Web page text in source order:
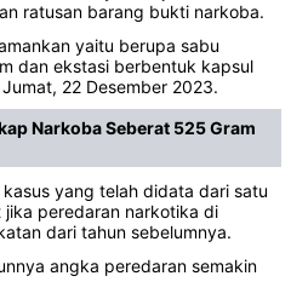
ratusan barang bukti narkoba.
yaitu berupa sabu
dan ekstasi berbentuk kapsul
22 Desember 2023.
Narkoba Seberat 525 Gram
yang telah didata dari satu
peredaran narkotika di
dari tahun sebelumnya.
angka peredaran semakin